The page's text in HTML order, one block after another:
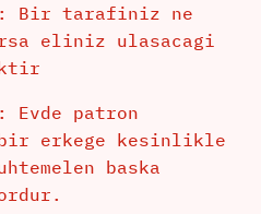
: Bir tarafiniz ne
eliniz ulasacagi
Evde patron
bir erkege kesinlikle
baska